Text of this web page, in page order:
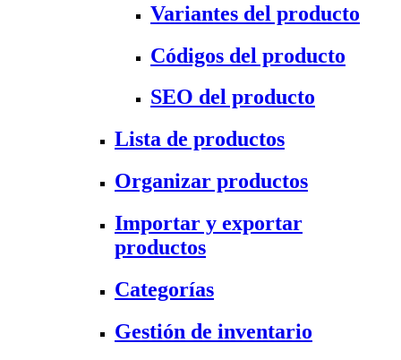
Variantes del producto
Códigos del producto
SEO del producto
Lista de productos
Organizar productos
Importar y exportar
productos
Categorías
Gestión de inventario